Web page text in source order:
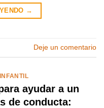
→
Deje un comentario
ayudar a un
de conducta: